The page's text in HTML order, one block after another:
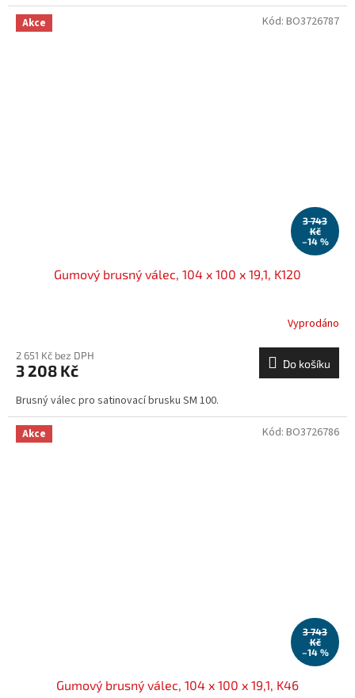
Akce
3 743
Kč
–14 %
Gumový brusný válec, 104 x 100 x 19,1, K120
Vyprodáno
2 651 Kč bez DPH
3 208 Kč Do košíku
Brusný válec pro satinovací brusku SM 100.
Kód: BO3726787
Akce
3 743
Kč
–14 %
Gumový brusný válec, 104 x 100 x 19,1, K46
Kód: BO3726786